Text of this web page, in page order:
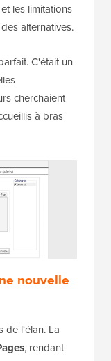
les limitations
alternatives.
C'était un
cherchaient
à bras
nouvelle
de l'élan. La
, rendant